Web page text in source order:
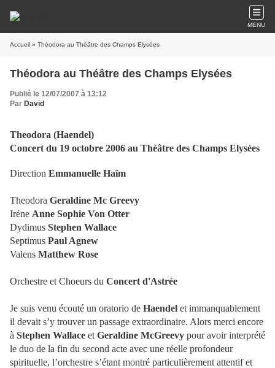
MENU
Accueil » Théodora au Théâtre des Champs Elysées
Théodora au Théâtre des Champs Elysées
Publié le 12/07/2007 à 13:12
Par David
Theodora (Haendel)
Concert du 19 octobre 2006 au Théâtre des Champs Elysées
Direction Emmanuelle Haïm
Theodora Geraldine Mc Greevy
Iréne Anne Sophie Von Otter
Dydimus Stephen Wallace
Septimus Paul Agnew
Valens Matthew Rose
Orchestre et Choeurs du Concert d'Astrée
Je suis venu écouté un oratorio de Haendel et immanquablement
il devait s’y trouver un passage extraordinaire. Alors merci encore
à Stephen Wallace et Geraldine McGreevy pour avoir interprété
le duo de la fin du second acte avec une réelle profondeur
spirituelle, l’orchestre s’étant montré particulièrement attentif et